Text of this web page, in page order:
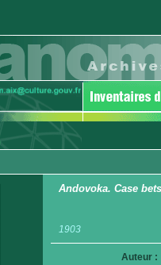
Andovoka. Case
1903
Auteur :